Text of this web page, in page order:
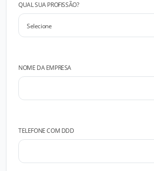
QUAL SUA PROFISSÃO?
NOME DA EMPRESA
TELEFONE COM DDD